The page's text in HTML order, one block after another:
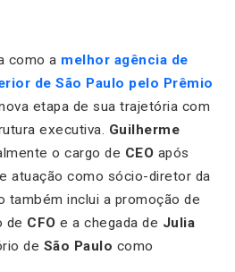
como a melhor agência de
de São Paulo pelo Prêmio
etapa de sua trajetória com
executiva. Guilherme
o cargo de CEO após
atuação como sócio-diretor da
também inclui a promoção de
de CFO e a chegada de Julia
de São Paulo como